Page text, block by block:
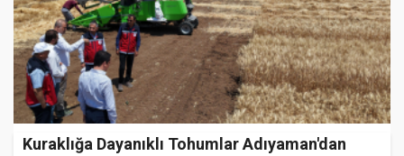
Kuraklığa Dayanıklı Tohumlar Adıyaman'dan